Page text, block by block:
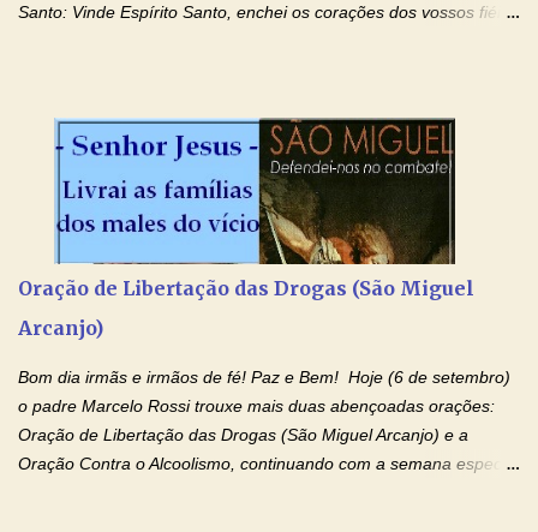
Santo: Vinde Espírito Santo, enchei os corações dos vossos fiéis
Santo, fazei que apreciemos retamente todas as coisas segundo
o mesmo Espírito e gozemos sempre da sua consolação. Por
Cristo, Senhor Nosso. Amém. Creio: Creio em Deus Pai Todo-
Poderoso, Criador do céu e da terra; e em Jesus Cristo, seu
único Filho, nosso Senhor; que foi concebido pelo poder do Espí­
rito Santo; nasceu da Virgem Maria, padeceu sob Pôncio Pilatos,
foi crucificado, morto e sepultado. Desceu à mansão dos mortos;
ressuscitou ao terceiro dia; subiu aos céus, está sentado à direita
Oração de Libertação das Drogas (São Miguel
Arcanjo)
Bom dia irmãs e irmãos de fé! Paz e Bem! Hoje (6 de setembro)
o padre Marcelo Rossi trouxe mais duas abençoadas orações:
Oração de Libertação das Drogas (São Miguel Arcanjo) e a
Oração Contra o Alcoolismo, continuando com a semana especial